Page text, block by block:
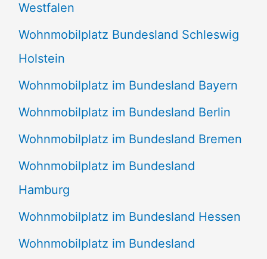
Westfalen
Wohnmobilplatz Bundesland Schleswig
Holstein
Wohnmobilplatz im Bundesland Bayern
Wohnmobilplatz im Bundesland Berlin
Wohnmobilplatz im Bundesland Bremen
Wohnmobilplatz im Bundesland
Hamburg
Wohnmobilplatz im Bundesland Hessen
Wohnmobilplatz im Bundesland